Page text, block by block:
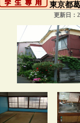
東京都
更新日：